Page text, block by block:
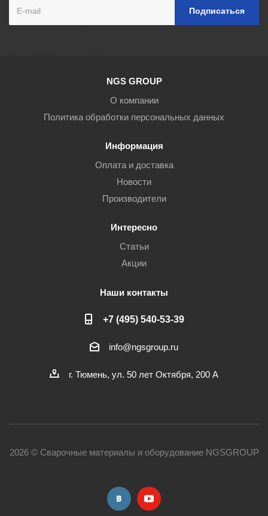
NGS GROUP
О компании
Политика обработки персональных данных
Информация
Оплата и доставка
Новости
Производители
Интересно
Статьи
Акции
Наши контакты
+7 (495) 540-53-39
info@ngsgroup.ru
г. Тюмень, ул. 50 лет Октября, 200 А
2026 © Сварочные материалы и оборудование NGSGROUP